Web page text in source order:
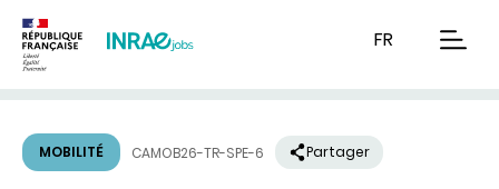
FR
MOBILITÉ CAMOB26-TR-SPE-6 Partager